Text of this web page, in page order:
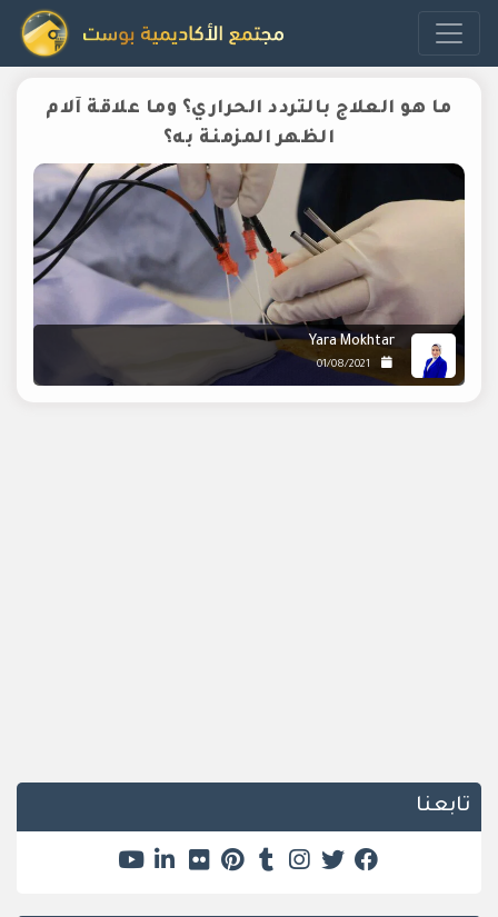
ما هو العلاج بالتردد الحراري؟ وما علاقة آلام
الظهر المزمنة به؟
Yara Mokhtar
01/08/2021
تابعنا